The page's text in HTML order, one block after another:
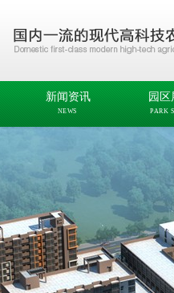
新闻资讯
NEWS
园区
PARK